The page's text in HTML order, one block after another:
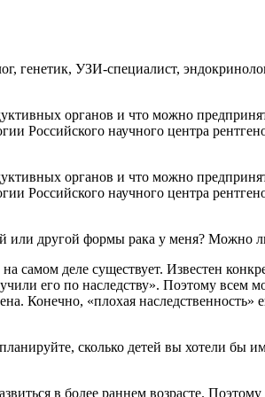
генетик, УЗИ-специалист,
органов и что можно
Российского научного центра
органов и что можно
Российского научного центра
другой формы рака у меня? Можно
самом деле существует. Известен
его по наследству». Поэтому
Конечно, «плохая
сколько детей вы хотели бы
в более раннем возрасте.